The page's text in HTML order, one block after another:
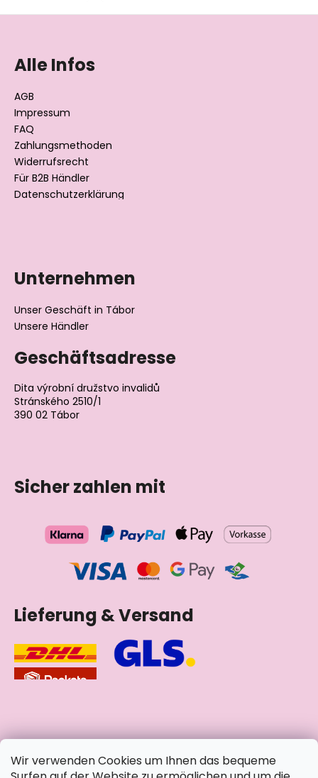
Wir verwenden Cookies um Ihnen das bequeme
F
Alle Infos
AGB
Impressum
FAQ
Zahlungsmethoden
Widerrufsrecht
Für B2B Händler
Datenschutzerklärung
Unternehmen
Unser Geschäft in Tábor
Unsere Händler
Geschäftsadresse
Dita výrobní družstvo invalidů
Stránského 2510/1
390 02 Tábor
Sicher zahlen mit
Lieferung & Versand
soziale Netzwerke